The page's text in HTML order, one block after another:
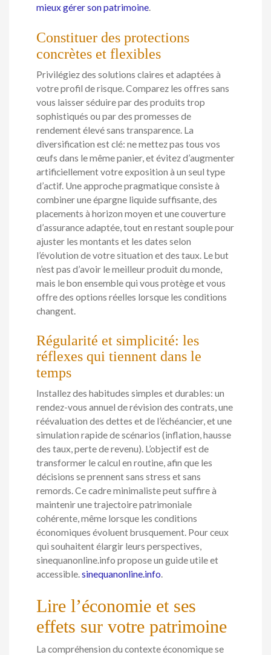
mieux gérer son patrimoine.
Constituer des protections
concrètes et flexibles
Privilégiez des solutions claires et adaptées à
votre profil de risque. Comparez les offres sans
vous laisser séduire par des produits trop
sophistiqués ou par des promesses de
rendement élevé sans transparence. La
diversification est clé: ne mettez pas tous vos
œufs dans le même panier, et évitez d’augmenter
artificiellement votre exposition à un seul type
d’actif. Une approche pragmatique consiste à
combiner une épargne liquide suffisante, des
placements à horizon moyen et une couverture
d’assurance adaptée, tout en restant souple pour
ajuster les montants et les dates selon
l’évolution de votre situation et des taux. Le but
n’est pas d’avoir le meilleur produit du monde,
mais le bon ensemble qui vous protège et vous
offre des options réelles lorsque les conditions
changent.
Régularité et simplicité: les
réflexes qui tiennent dans le
temps
Installez des habitudes simples et durables: un
rendez-vous annuel de révision des contrats, une
réévaluation des dettes et de l’échéancier, et une
simulation rapide de scénarios (inflation, hausse
des taux, perte de revenu). L’objectif est de
transformer le calcul en routine, afin que les
décisions se prennent sans stress et sans
remords. Ce cadre minimaliste peut suffire à
maintenir une trajectoire patrimoniale
cohérente, même lorsque les conditions
économiques évoluent brusquement. Pour ceux
qui souhaitent élargir leurs perspectives,
sinequanonline.info propose un guide utile et
accessible.sinequanonline.info.
Lire l’économie et ses
effets sur votre patrimoine
La compréhension du contexte économique se